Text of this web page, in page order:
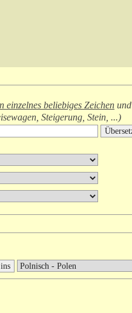
einzelnes beliebiges Zeichen und
Steigerung, Stein, ...)